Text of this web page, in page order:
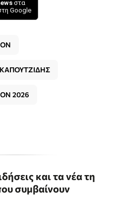
στα
Google
2026
και τα νέα τη
συμβαίνουν